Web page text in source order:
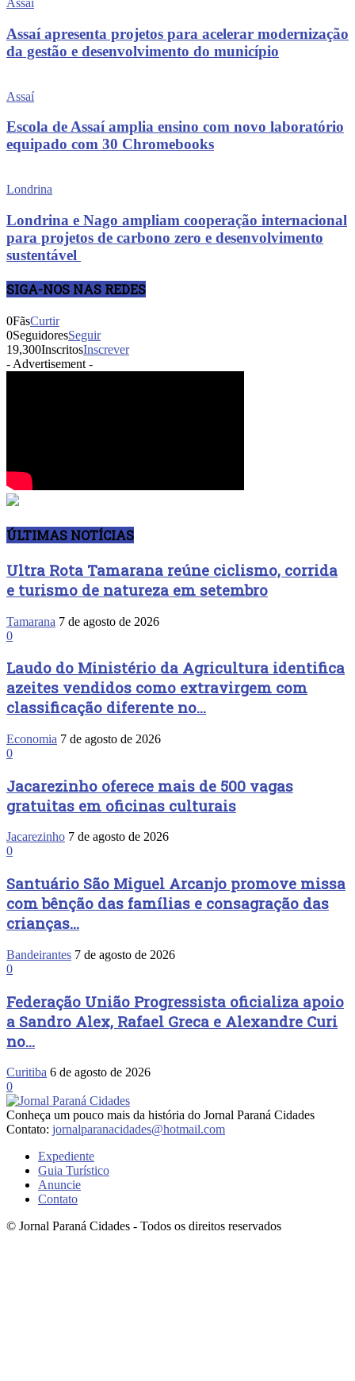
Assaí
Assaí apresenta projetos para acelerar modernização
da gestão e desenvolvimento do município
Assaí
Escola de Assaí amplia ensino com novo laboratório
equipado com 30 Chromebooks
Londrina
Londrina e Nago ampliam cooperação internacional
para projetos de carbono zero e desenvolvimento
sustentável
SIGA-NOS NAS REDES
0FãsCurtir
0SeguidoresSeguir
19,300InscritosInscrever
- Advertisement -
ÚLTIMAS NOTÍCIAS
Ultra Rota Tamarana reúne ciclismo, corrida
e turismo de natureza em setembro
Tamarana 7 de agosto de 2026
0
Laudo do Ministério da Agricultura identifica
azeites vendidos como extravirgem com
classificação diferente no...
Economia 7 de agosto de 2026
0
Jacarezinho oferece mais de 500 vagas
gratuitas em oficinas culturais
Jacarezinho 7 de agosto de 2026
0
Santuário São Miguel Arcanjo promove missa
com bênção das famílias e consagração das
crianças...
Bandeirantes 7 de agosto de 2026
0
Federação União Progressista oficializa apoio
a Sandro Alex, Rafael Greca e Alexandre Curi
no...
Curitiba 6 de agosto de 2026
0
Conheça um pouco mais da história do Jornal Paraná Cidades
Contato: jornalparanacidades@hotmail.com
Expediente
Guia Turístico
Anuncie
Contato
© Jornal Paraná Cidades - Todos os direitos reservados